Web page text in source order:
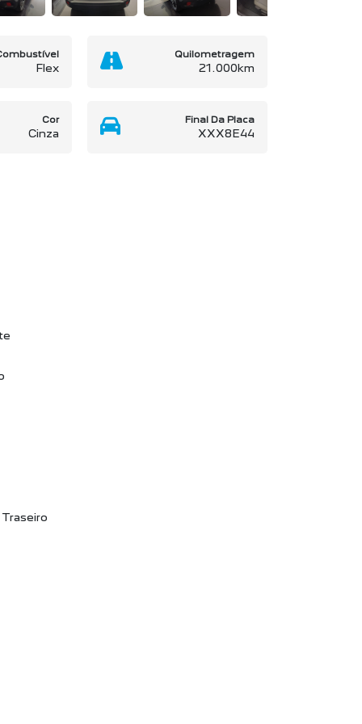
Flex
Quilometragem
21.000km
Cor
Cinza
Final Da Placa
XXX8E44